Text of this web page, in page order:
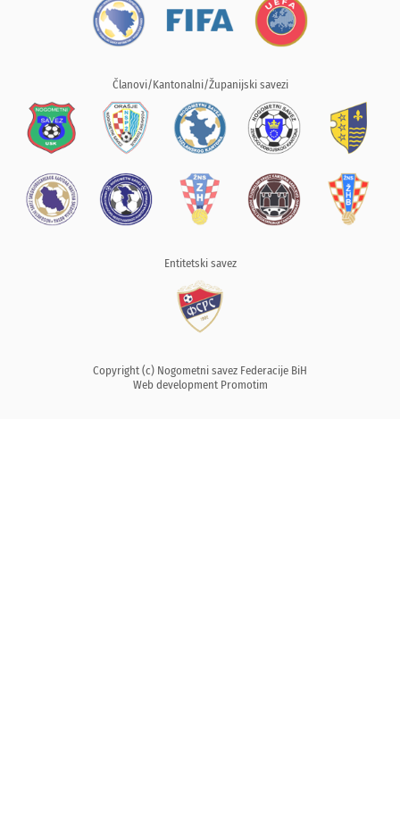
Članovi/Kantonalni/Županijski savezi
Entitetski savez
Copyright (c) Nogometni savez Federacije BiH
Web development Promotim